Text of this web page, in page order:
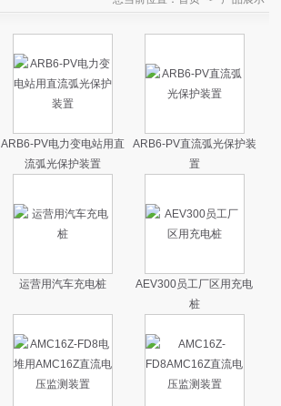
ARB6-PV电力变电站用直
流弧光保护装置
ARB6-PV直流弧光保护装
置
运营用汽车充电桩
AEV300员工厂区用充电
桩